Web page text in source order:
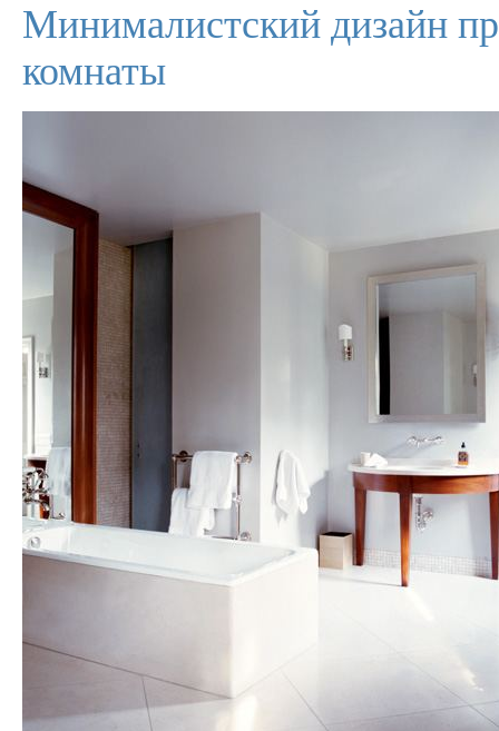
Минималистский дизайн
комнаты